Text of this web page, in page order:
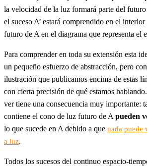
la velocidad de la luz formará parte del
el suceso A’ estará comprendido en el
futuro de A en el diagrama que representa el
Para comprender en toda su extensión esta
un pequeño esfuerzo de abstracción, pero
ilustración que publicamos encima de estas
con cierta precisión de qué estamos
ver tiene una consecuencia muy importante:
contiene el cono de luz futuro de A pueden
lo que sucede en A debido a que nada puede
a luz.
Todos los sucesos del continuo espacio-